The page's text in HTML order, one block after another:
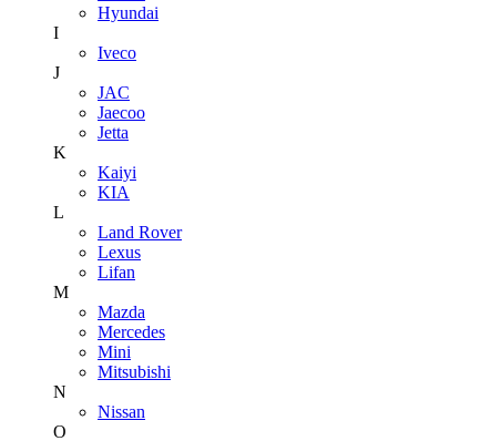
Hyundai
I
Iveco
J
JAC
Jaecoo
Jetta
K
Kaiyi
KIA
L
Land Rover
Lexus
Lifan
M
Mazda
Mercedes
Mini
Mitsubishi
N
Nissan
O